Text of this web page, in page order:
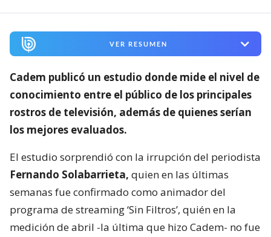
VER RESUMEN
Cadem publicó un estudio donde mide el nivel de
conocimiento entre el público de los principales
rostros de televisión, además de quienes serían
los mejores evaluados.
El estudio sorprendió con la irrupción del periodista
Fernando Solabarrieta, quien en las últimas
semanas fue confirmado como animador del
programa de streaming ‘Sin Filtros’, quién en la
medición de abril -la última que hizo Cadem- no fue